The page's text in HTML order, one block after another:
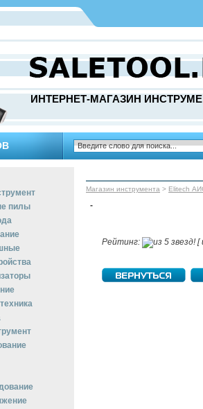
ИНТЕРНЕТ-МАГАЗИН
пилы
Магазин инструмента > Elitech
-
Рейтинг: [